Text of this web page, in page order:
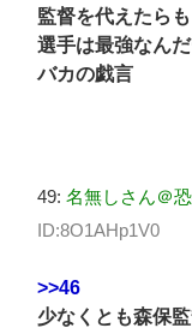
監督を代えたら
選手は最強なん
バカの戯言
49: 名無しさん＠
ID:8O1AHp1V0
>>46
少なくとも森保